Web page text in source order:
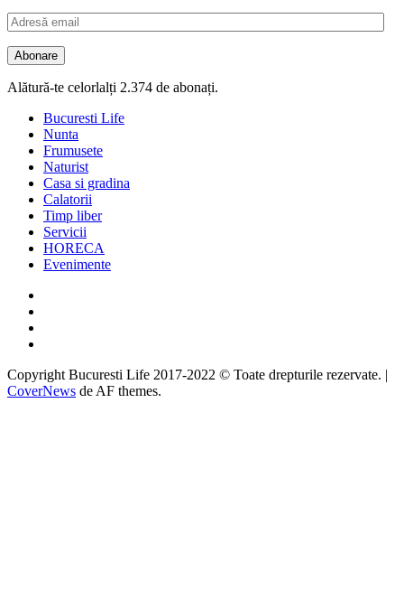
Adresă
email
Abonare
Alătură-te celorlalți 2.374 de abonați.
Bucuresti Life
Nunta
Frumusete
Naturist
Casa si gradina
Calatorii
Timp liber
Servicii
HORECA
Evenimente
Copyright Bucuresti Life 2017-2022 © Toate drepturile rezervate. |
CoverNews de AF themes.